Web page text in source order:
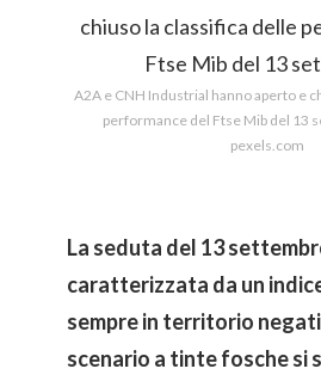
A2A e CNH Industrial hanno aperto e
performance del Ftse Mib del 13
pexels.com
La seduta del 13
caratterizzata da un
sempre in territorio
scenario a tinte fosche si